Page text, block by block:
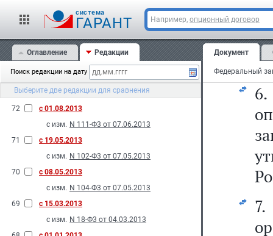
cистема
ГАРАНТ Например, опционный договор
Оглавление Редакции
Поиск редакции на дату
Выберите две редакции для сравнения
с изм.
N 170-Ф3 от 02.07.2013
2013
74
с 25.11.2013
с изм. N 317-Ф3 от 25.11.2013
с 01.09.2013
с изм. N 185-Ф3 от 02.07.2013
72
с 01.08.2013
с изм. N 111-Ф3 от 07.06.2013
71
с 19.05.2013
с изм. N 102-Ф3 от 07.05.2013
70
с 08.05.2013
с изм. N 104-Ф3 от 07.05.2013
69
с 15.03.2013
с изм. N 18-Ф3 от 04.03.2013
Документ